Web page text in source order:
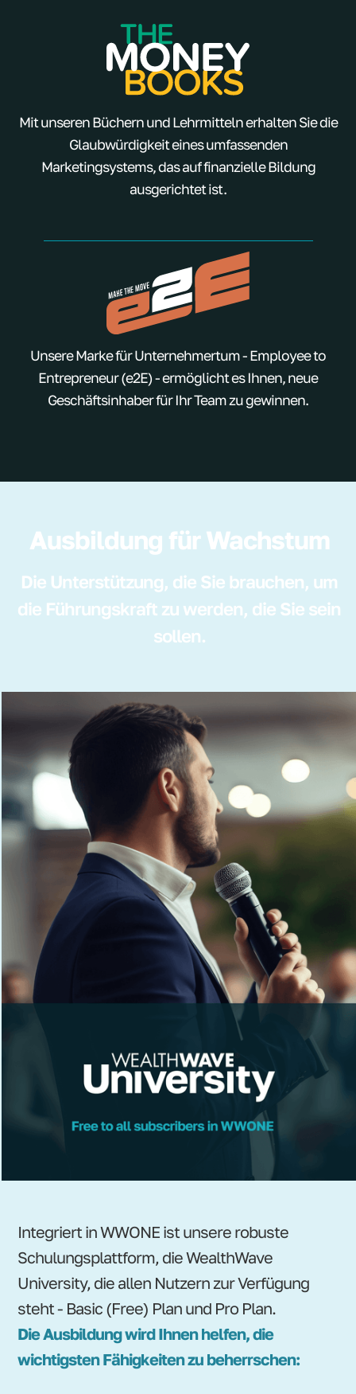
Mit unseren Büchern und Lehrmitteln erhalten Sie die
Glaubwürdigkeit eines umfassenden
Marketingsystems, das auf finanzielle Bildung
ausgerichtet ist.
Unsere Marke für Unternehmertum - Employee to
Entrepreneur (e2E) - ermöglicht es Ihnen, neue
Geschäftsinhaber für Ihr Team zu gewinnen.
Ausbildung für Wachstum
Die Unterstützung, die Sie brauchen, um
die Führungskraft zu werden, die Sie sein
sollen.
Integriert in WWONE ist unsere robuste
Schulungsplattform, die WealthWave
University, die allen Nutzern zur Verfügung
steht - Basic (Free) Plan und Pro Plan.
Die Ausbildung wird Ihnen helfen, die
wichtigsten Fähigkeiten zu beherrschen: